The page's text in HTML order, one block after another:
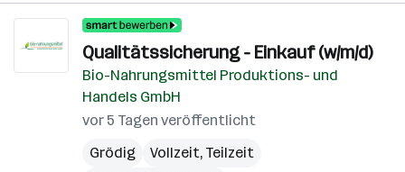
Qualitätssicherung - Einkauf (w/m/d)
Bio-Nahrungsmittel Produktions- und
Handels GmbH
vor 5 Tagen veröffentlicht
Grödig
Vollzeit, Teilzeit